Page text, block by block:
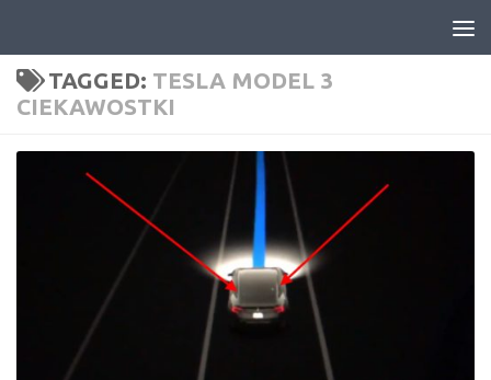
TAGGED: TESLA MODEL 3
CIEKAWOSTKI